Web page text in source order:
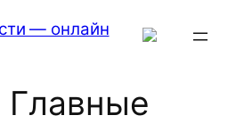
Главные